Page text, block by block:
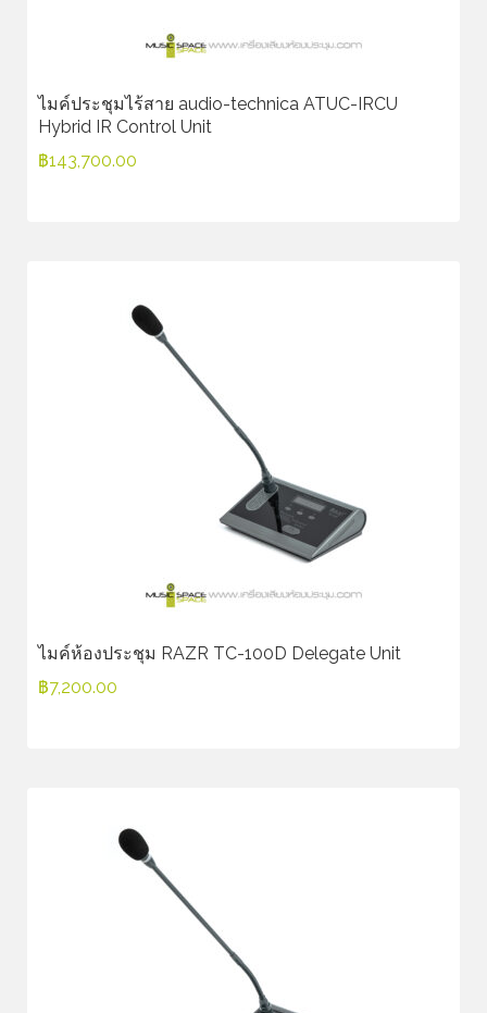
ไมค์ประชุมไร้สาย audio-technica ATUC-IRCU
Hybrid IR Control Unit
฿143,700.00
ไมค์ห้องประชุม RAZR TC-100D Delegate Unit
฿7,200.00